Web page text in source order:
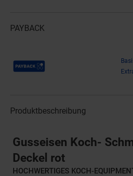
PAYBACK
Payback Punkte
Produktbeschreibung
Gusseisen Koch-
Deckel rot
HOCHWERTIGES KOCH-